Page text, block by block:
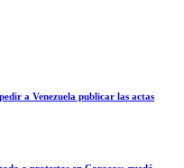
a Venezuela publicar las actas